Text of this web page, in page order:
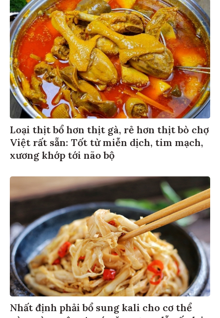
Loại thịt bổ hơn thịt gà, rẻ hơn thịt bò chợ
Việt rất sẵn: Tốt từ miễn dịch, tim mạch,
xương khớp tới não bộ
Nhất định phải bổ sung kali cho cơ thể